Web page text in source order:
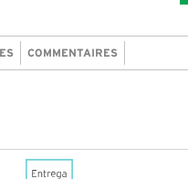
COMMENTAIRES